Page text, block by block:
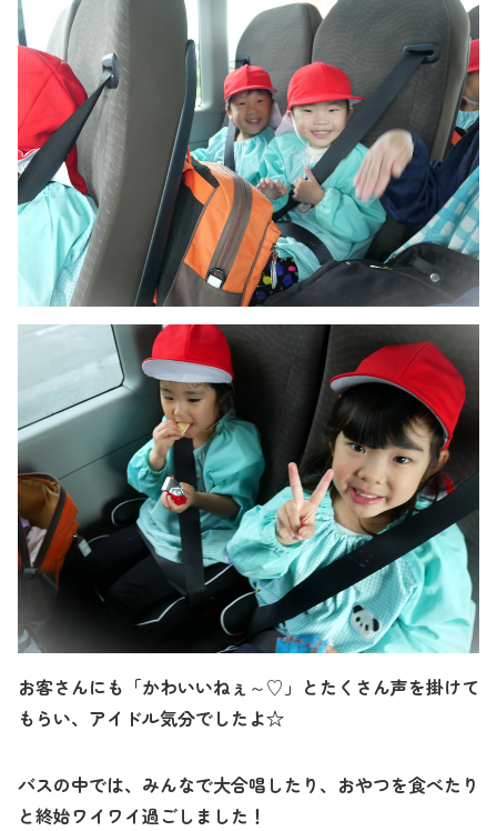
お客さんにも「かわいいねぇ～♡」とたくさん声を掛けて
もらい、アイドル気分でしたよ☆
バスの中では、みんなで大合唱したり、おやつを食べたり
と終始ワイワイ過ごしました！